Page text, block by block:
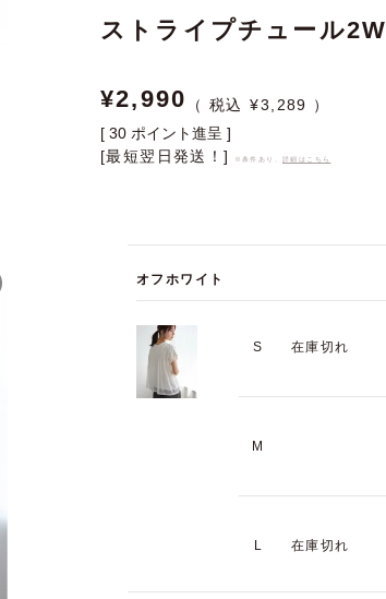
ストライプチュール
¥2,990 ¥3,289
[ 30 ポイント進呈 ]
[最短翌日発送！]
※条件あり、 詳細はこちら
オフホワイト
S 在庫切れ
M
L 在庫切れ